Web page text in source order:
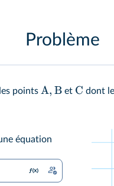
Problème
points A, B et C dont
équation